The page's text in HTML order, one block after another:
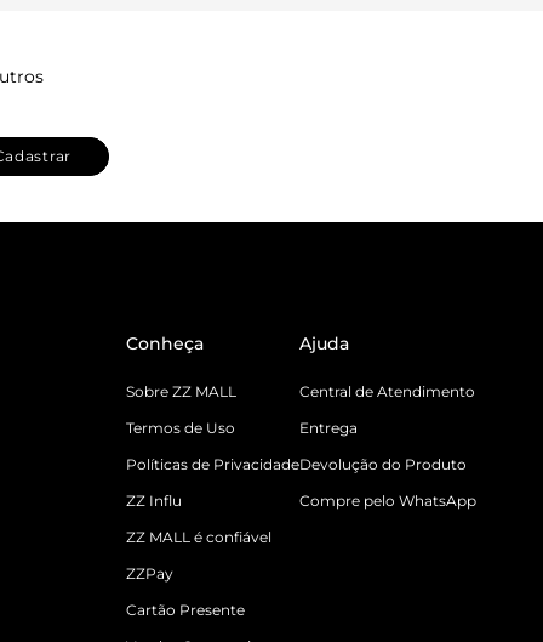
Conheça
Sobre ZZ MALL
Termos de Uso
Políticas de Privacidade
ZZ Influ
ZZ MALL é confiável
ZZPay
Cartão Presente
Ajuda
Central de Atendimento
Entrega
Devolução do Produto
Compre pelo WhatsApp